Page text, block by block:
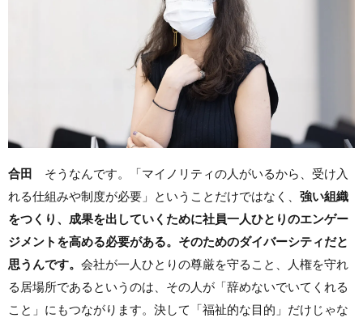
合田
そうなんです。「マイノリティの人がいるから、受け入
れる仕組みや制度が必要」ということだけではなく、 強い組織
をつくり、成果を出していくために社員一人ひとりのエンゲー
ジメントを高める必要がある。そのためのダイバーシティだと
思うんです。 会社が一人ひとりの尊厳を守ること、人権を守れ
る居場所であるというのは、その人が「辞めないでいてくれる
こと」にもつながります。決して「福祉的な目的」だけじゃな